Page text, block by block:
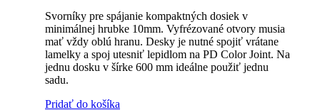
Svorníky pre spájanie kompaktných dosiek v
minimálnej hrubke 10mm. Vyfrézované otvory musia
mať vždy oblú hranu. Desky je nutné spojiť vrátane
lamelky a spoj utesniť lepidlom na PD Color Joint. Na
jednu dosku v šírke 600 mm ideálne použiť jednu
sadu.
Pridať do košíka